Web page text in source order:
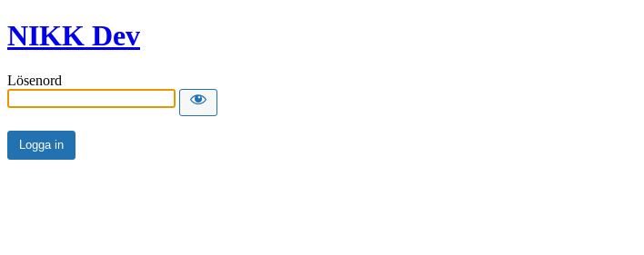
NIKK Dev
Lösenord